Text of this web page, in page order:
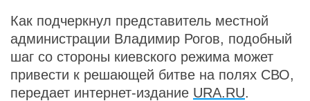
Как подчеркнул представитель местной
администрации Владимир Рогов, подобный
шаг со стороны киевского режима может
привести к решающей битве на полях СВО,
передает интернет-издание URA.RU.